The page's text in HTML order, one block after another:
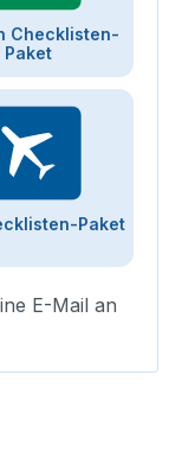
Checklisten-
Paket
Paket
E-Mail an